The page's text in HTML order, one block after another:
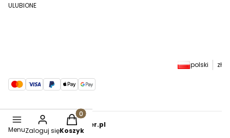
ULUBIONE
polski zł
Sklep internetowyShoper.pl
MenuZaloguj się
Produkty w koszyku: 0. Zobacz szczegóły
Koszyk